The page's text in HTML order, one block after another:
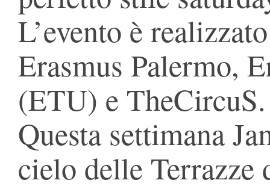
L’evento è
Erasmus Palermo,
(ETU) e TheCircuS.
Questa settimana
cielo delle Terrazze